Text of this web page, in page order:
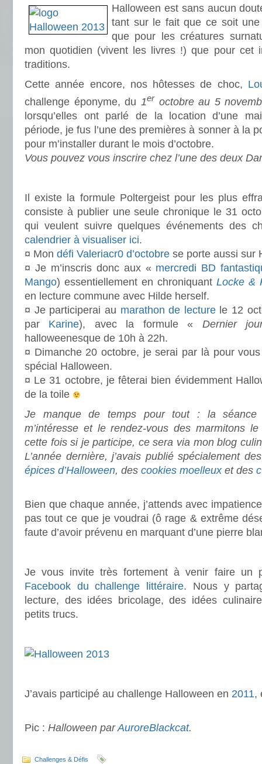
Halloween est sans aucun
tant sur le fait que ce soit une
que pour les créatures
mon quotidien (vivent les livres !) que pour cet
traditions.
Cette année encore, nos hôtesses de choc,
challenge éponyme, du 1er octobre au 5
lorsqu’elles ont parlé de la location d’une
période, je fus l’une des premières à sonner à la
pour m’installer durant le mois d’octobre.
Vous pouvez vous inscrire chez l’une des deux
Il existe la formule Poltergeist pour les plus
consiste à publier une seule chronique le 31
qui veulent suivre quelques événements des
calendrier à visualiser ici.
¤ Mon défi Valeriacr0 d’octobre se porte aussi sur
¤ Je m’inscris donc aux « mercredi BD
Mango) essentiellement en chroniquant Locke &
en lecture commune avec Hilde herself.
¤ Je participerai au marathon de lecturele 12
par Karine), avec la formule « Dernier
halloweenesque de 10h à 22h.
¤ Dimanche 20 octobre, je serai par là pour
spécial Halloween.
¤ Le 31 octobre, je fêterai bien évidemment
de la toile
Je manque de temps pour tout : la séance
m’intéresse et le rendez-vous des marmitons
cette fois si je participe, ce sera via mon blog
L’année dernière, j’avais publié spécialement
épices d’Halloween, des cookies moelleuxet des
Bien que chaque année, j’attends avec
pas tout ce que je voudrai (ô rage & extrême
faute d’avoir prévenu en marquant d’une pierre
Je vous invite très fortement à venir faire
Facebook du challenge littéraire. Nous y
lecture, des idées bricolage, des idées
petits trucs.
J’avais participé au challenge Halloween en 2011,
Pic : Halloween parAuroreBlackcat.
Challenges & Défis